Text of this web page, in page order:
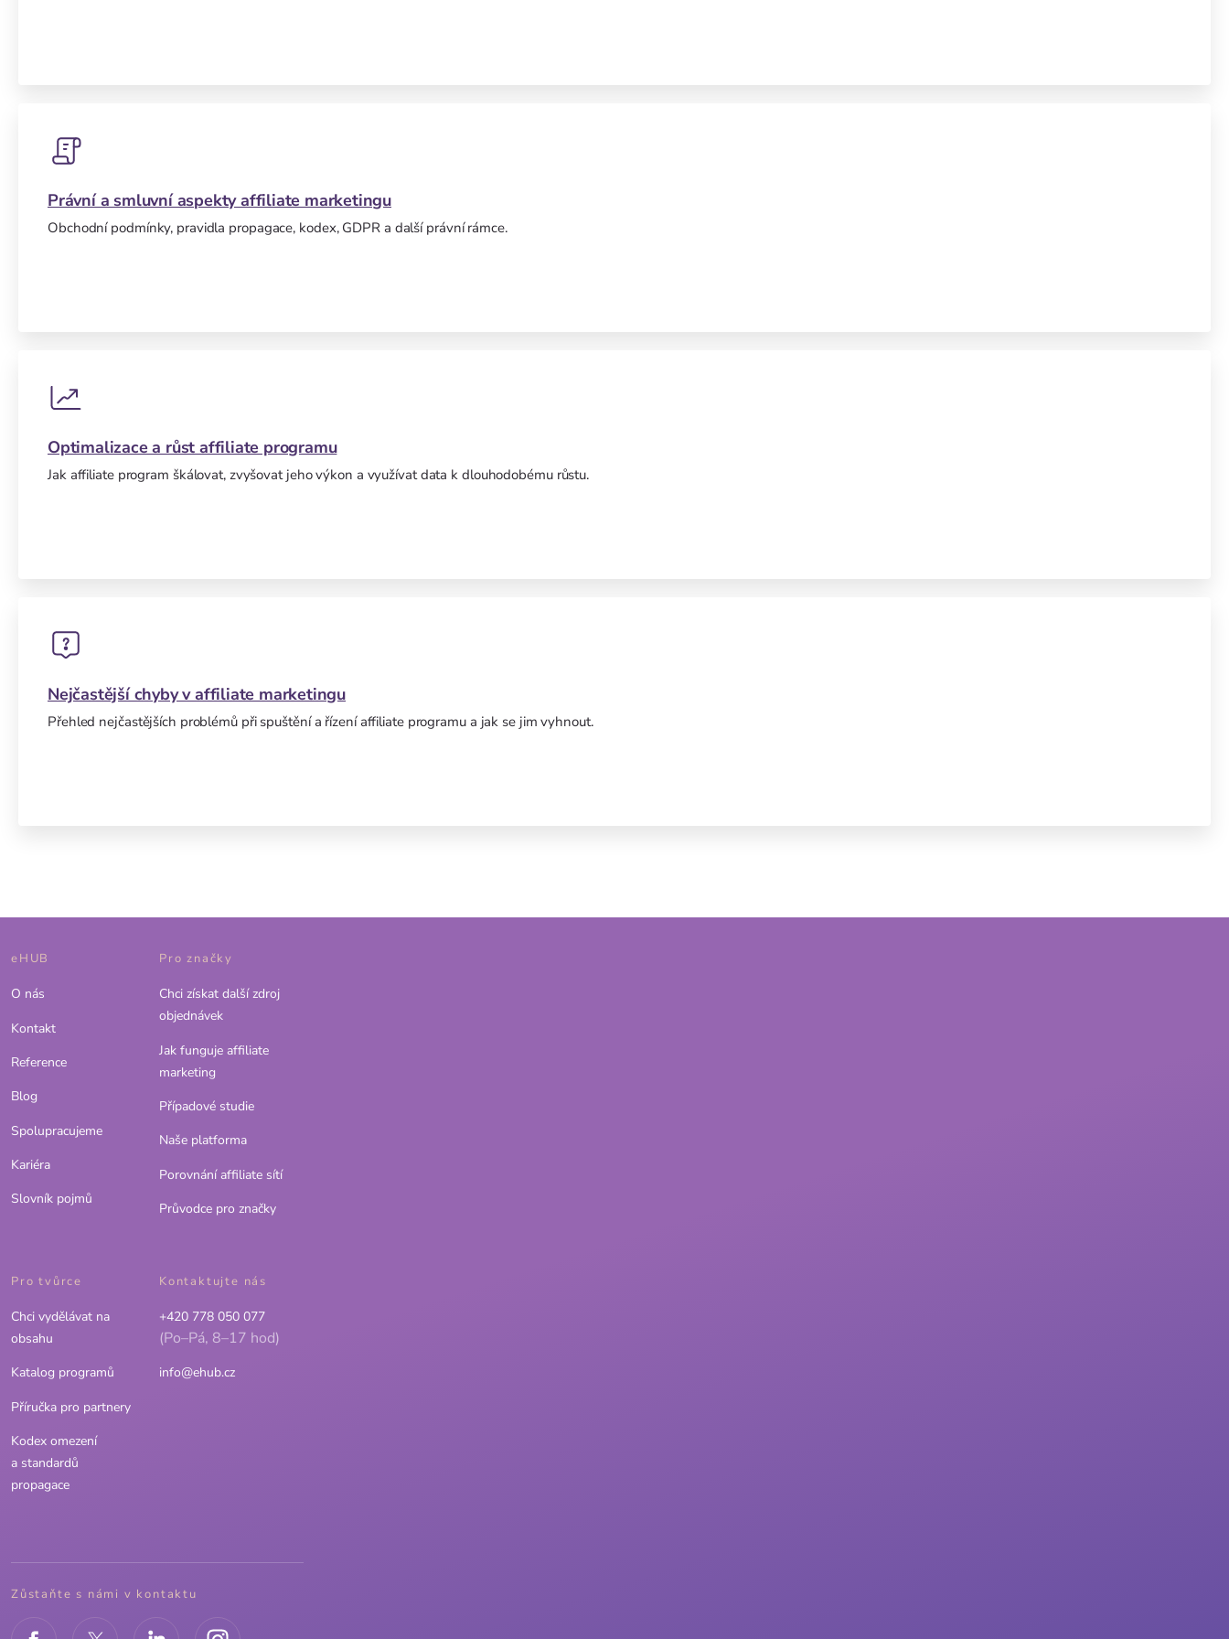
Právní a smluvní aspekty affiliate marketingu
Obchodní podmínky, pravidla propagace, kodex, GDPR a další právní rámce.
Optimalizace a růst affiliate programu
Jak affiliate program škálovat, zvyšovat jeho výkon a využívat data k dlouhodobému růstu.
Nejčastější chyby v affiliate marketingu
Přehled nejčastějších problémů při spuštění a řízení affiliate programu a jak se jim vyhnout.
eHUB
O nás
Kontakt
Reference
Blog
Spolupracujeme
Kariéra
Slovník pojmů
Pro značky
Chci získat další zdroj
objednávek
Jak funguje affiliate
marketing
Případové studie
Naše platforma
Porovnání affiliate sítí
Průvodce pro značky
Pro tvůrce
Chci vydělávat na
obsahu
Katalog programů
Příručka pro partnery
Kodex omezení
a standardů
propagace
Kontaktujte nás
+420 778 050 077
(Po–Pá, 8–17 hod)
info@ehub.cz
Zůstaňte s námi v kontaktu